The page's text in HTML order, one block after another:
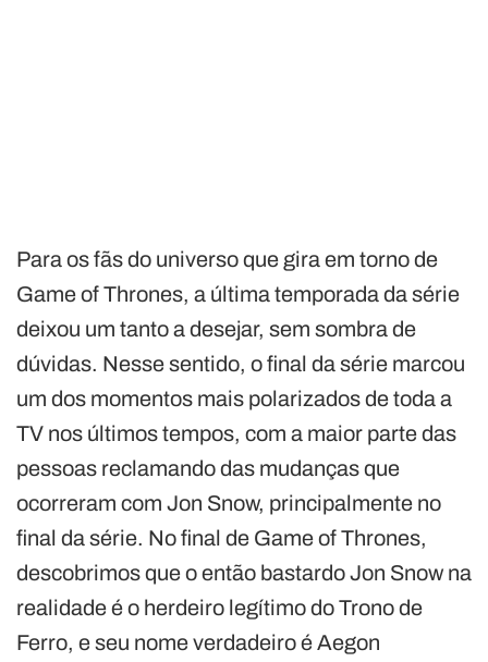
Para os fãs do universo que gira em torno de
Game of Thrones, a última temporada da série
deixou um tanto a desejar, sem sombra de
dúvidas. Nesse sentido, o final da série marcou
um dos momentos mais polarizados de toda a
TV nos últimos tempos, com a maior parte das
pessoas reclamando das mudanças que
ocorreram com Jon Snow, principalmente no
final da série. No final de Game of Thrones,
descobrimos que o então bastardo Jon Snow na
realidade é o herdeiro legítimo do Trono de
Ferro, e seu nome verdadeiro é Aegon